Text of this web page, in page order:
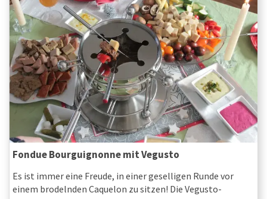
Fondue Bourguignonne mit Vegusto
Es ist immer eine Freude, in einer geselligen Runde vor
einem brodelnden Caquelon zu sitzen! Die Vegusto-